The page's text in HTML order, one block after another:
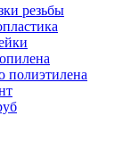
резьбы
полиэтилена